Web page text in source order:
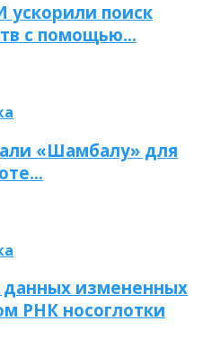
поиск
с помощью…
«Шамбалу» для
данных измененных
РНК носоглотки